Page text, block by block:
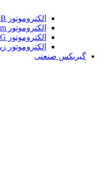
الکتروموتور ABB
الکتروموتور vem
الکتروموتور WEG
الکتروموتور
گیربکس صنعتی